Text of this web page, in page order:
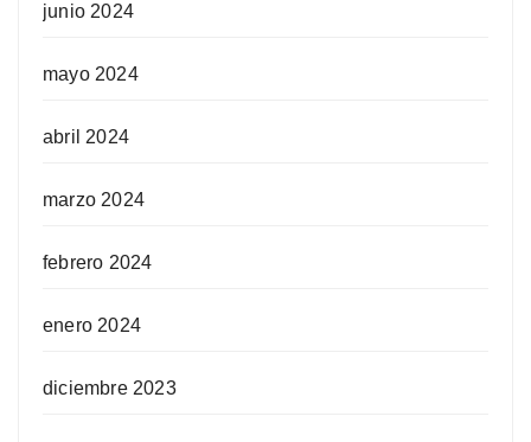
junio 2024
mayo 2024
abril 2024
marzo 2024
febrero 2024
enero 2024
diciembre 2023